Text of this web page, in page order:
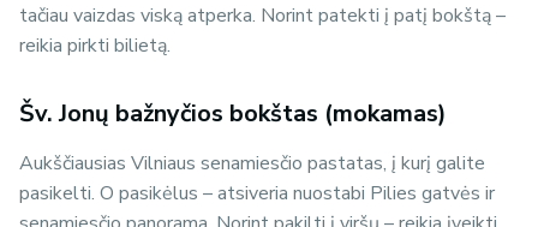
tačiau vaizdas viską atperka. Norint patekti į patį bokštą –
reikia pirkti bilietą.
Šv. Jonų bažnyčios bokštas (mokamas)
Aukščiausias Vilniaus senamiesčio pastatas, į kurį galite
pasikelti. O pasikėlus – atsiveria nuostabi Pilies gatvės ir